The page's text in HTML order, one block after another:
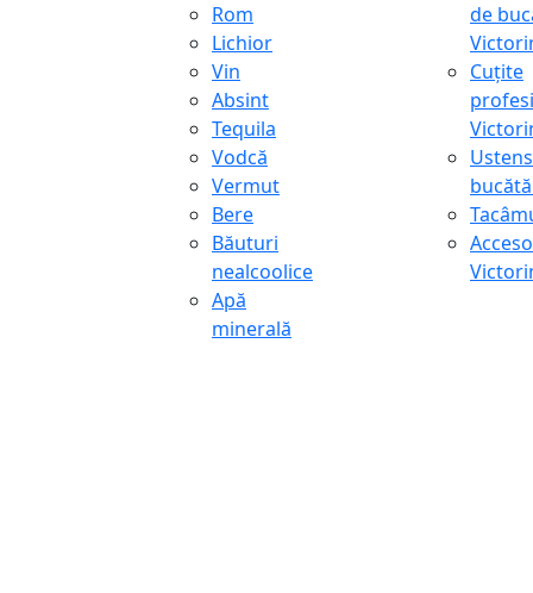
Rom
Lichior
Vin
Absint
Tequila
Vodcă
Vermut
Bere
Băuturi
nealcoolice
Apă
minerală
de
Cuțite